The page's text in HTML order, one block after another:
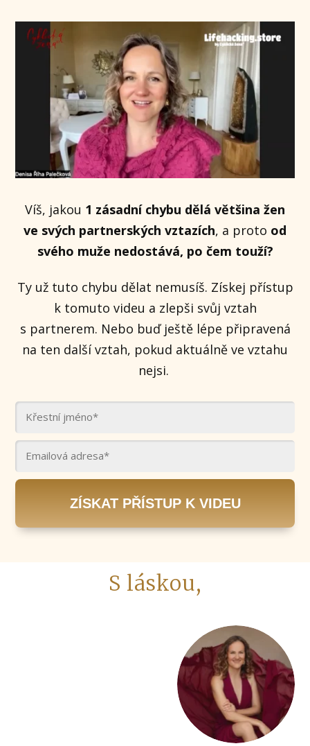
Víš, jakou 1 zásadní chybu dělá většina žen
ve svých partnerských vztazích, a proto od
svého muže nedostává, po čem touží?
Ty už tuto chybu dělat nemusíš. Získej přístup
k tomuto videu a zlepši svůj vztah
s partnerem. Nebo buď ještě lépe připravená
na ten další vztah, pokud aktuálně ve vztahu
nejsi.
ZÍSKAT PŘÍSTUP K VIDEU
S láskou,